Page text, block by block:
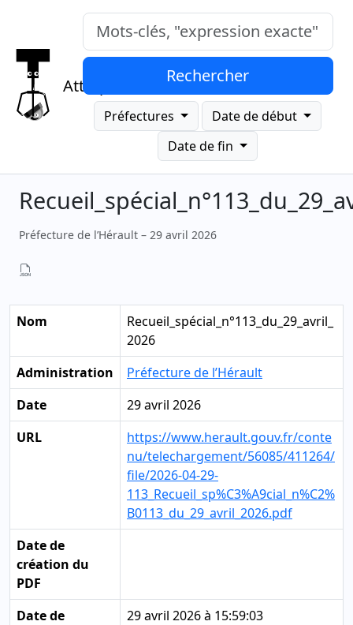
Attrap
Mots-clés, "expression exacte"
Rechercher
Préfectures
Date de début
Date de fin
Préfecture de l’Hérault – 29 avril 2026
Nom
Recueil_spécial_n°113_du_29_avril_
2026
Administration
Préfecture de l’Hérault
Date
29 avril 2026
URL
https://www.herault.gouv.fr/conte
nu/telechargement/56085/411264/
file/2026-04-29-
113_Recueil_sp%C3%A9cial_n%C2%
B0113_du_29_avril_2026.pdf
Date de
création du
PDF
Date de
29 avril 2026 à 15:59:03